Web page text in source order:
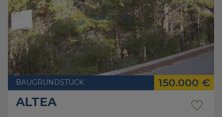
BAUGRUNDSTÜCK 150.000 €
ALTEA